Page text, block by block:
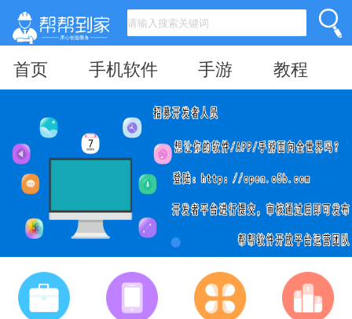
首页 手机软件 手游 教程